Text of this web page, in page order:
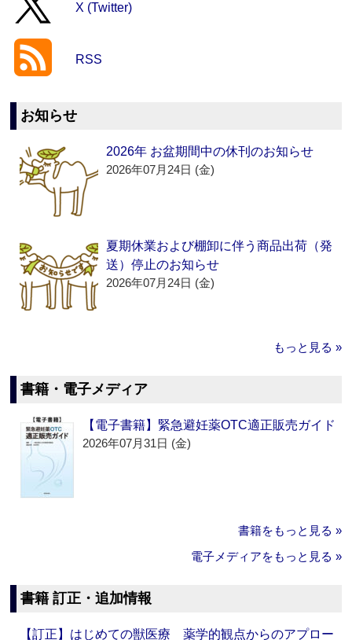
X (Twitter)
RSS
お知らせ
2026年 お盆期間中の休刊のお知らせ
2026年07月24日 (金)
夏期休業および棚卸に伴う商品出荷（発
送）停止のお知らせ
2026年07月24日 (金)
もっと見る »
書籍・電子メディア
【電子書籍】緊急避妊薬OTC適正販売ガイド
2026年07月31日 (金)
書籍をもっと見る »
電子メディアをもっと見る »
書籍 訂正・追加情報
【訂正】はじめての獣医療 薬学的観点からのアプロー